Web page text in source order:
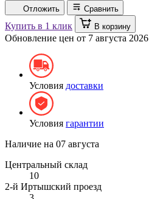
Отложить Сравнить
Купить в 1 клик В корзину
Обновление цен от 7 августа 2026
Условия доставки
Условия гарантии
Наличие на 07 августа
Центральный склад
10
2-й Иртышский проезд